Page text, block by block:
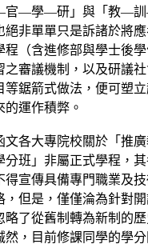
官—學—研」與「教—
絕非單單只是訴諸於將
程（含進修部與學士後
審議機制，以及研議
等鋸箭式做法，便可塑
運作積弊。
文各大專院校關於「推
分班」非屬正式學程，
得宣傳具備專門職業及
，但是，僅僅淪為針對
略了從舊制轉為新制的
然，目前修課同學的學分